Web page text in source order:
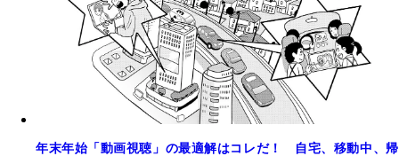
年末年始「動画視聴」の最適解はコレだ！ 自宅、移動中、帰